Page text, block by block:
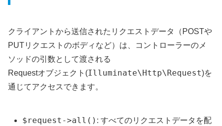
クライアントから送信されたリクエストデータ（POSTや
PUTリクエストのボディなど）は、コントローラーのメ
ソッドの引数として渡される
Requestオブジェクト(Illuminate\Http\Request)を
通じてアクセスできます。
$request->all() : すべてのリクエストデータを配